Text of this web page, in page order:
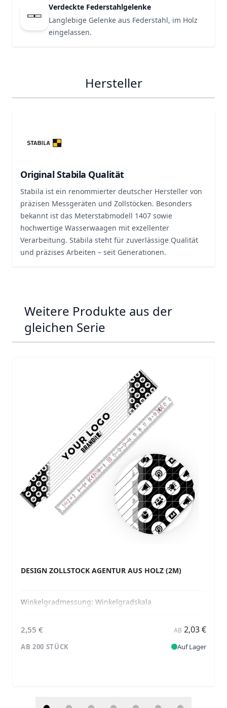
Verdeckte Federstahlgelenke
Langlebige Gelenke aus Federstahl, im Holz
eingelassen.
Hersteller
Original Stabila Qualität
Stabila ist ein renommierter deutscher Hersteller von
präzisen Messgeräten und Zollstöcken. Besonders
bekannt ist das Meterstabmodell 1407 sowie
hochwertige Wasserwaagen mit exzellenter
Verarbeitung. Stabila steht für zuverlässige Qualität
und präzises Arbeiten – seit Generationen.
Weitere Produkte aus der
gleichen Serie
DESIGN ZOLLSTOCK AGENTUR AUS HOLZ (2M)
Winkelgradmessung: Winkelgradskala
2,55 € AB 2,03 €
AB 200 STÜCK Auf Lager